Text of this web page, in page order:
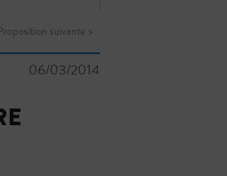
suivante >
06/03/2014